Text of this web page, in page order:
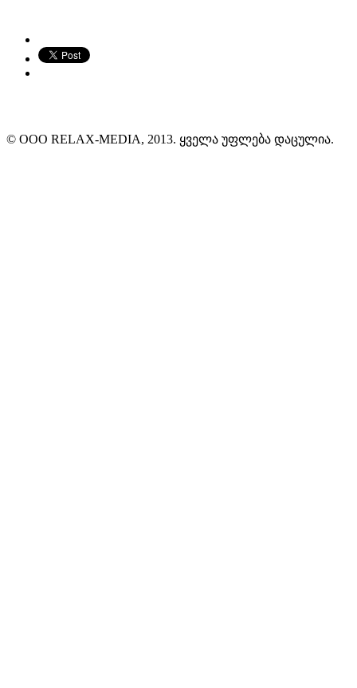
© ООО RELAX-MEDIA, 2013. ყველა უფლება დაცულია.